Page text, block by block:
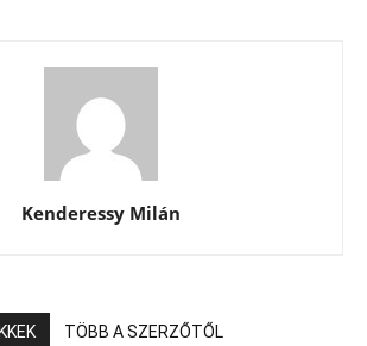
Kenderessy Milán
TÖBB A SZERZŐTŐL